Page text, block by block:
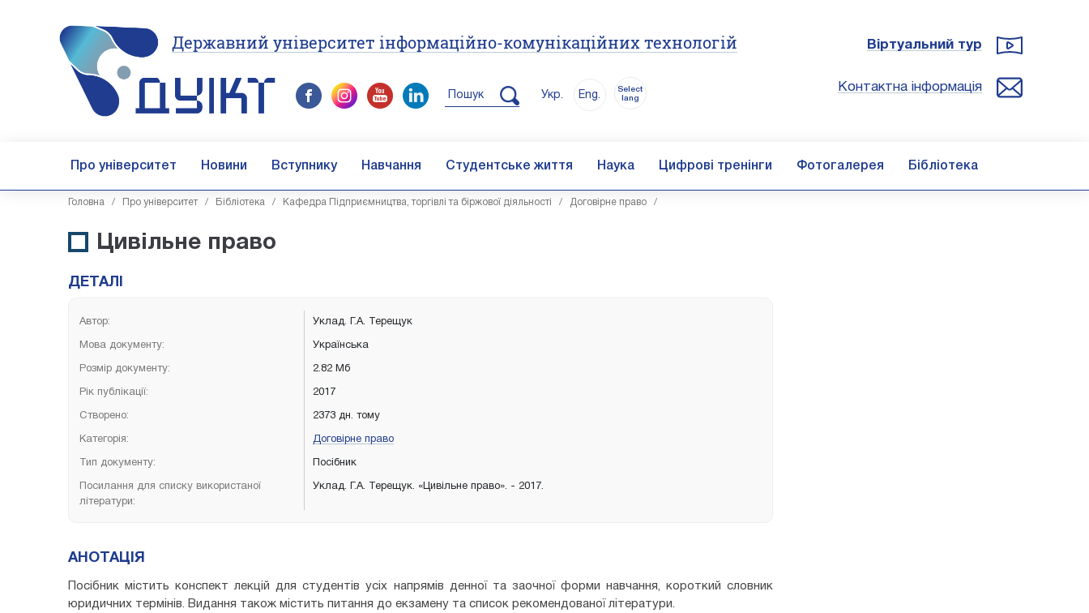
Державний університет інформаційно-комунікаційних технологій
Пошук Укр. Eng.
Select
lang
Віртуальний тур
Контактна інформація
Про університет Новини Вступнику Навчання Студентське життя Наука Цифрові тренінги Фотогалерея Бібліотека
Головна / Про університет/ Бібліотека / Кафедра Підприємництва, торгівлі та біржової діяльності / Договірне право /
Цивільне право
ДЕТАЛІ
Автор: Уклад. Г.А. Терещук
Мова документу: Українська
Розмір документу: 2.82 Мб
Рік публікації: 2017
Створено: 2373 дн. тому
Категорія: Договірне право
Тип документу: Посібник
Посилання для списку використаної
літератури:
Уклад. Г.А. Терещук. «Цивільне право». - 2017.
АНОТАЦІЯ
Посібник містить конспект лекцій для студентів усіх напрямів денної та заочної форми навчання, короткий словник
юридичних термінів. Видання також містить питання до екзамену та список рекомендованої літератури.